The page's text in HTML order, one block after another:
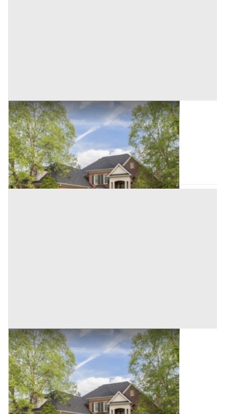
Ufficio all'asta a Padova
Fontaniva (Padova)
Offerta minima
525.000 € 700.000 €
Codice asta:AI3923445
Asta chiusa
Villini all'asta a Padova
Fontaniva (Padova)
Offerta minima
159.750 € 213.000 €
Codice asta:AI3462400
Asta chiusa